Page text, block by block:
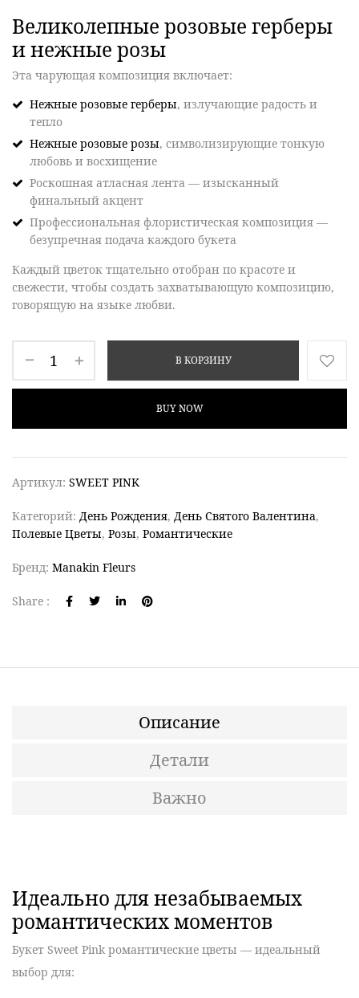
Великолепные розовые герберы
и нежные розы
Эта чарующая композиция включает:
Нежные розовые герберы, излучающие радость и
тепло
Нежные розовые розы, символизирующие тонкую
любовь и восхищение
Роскошная атласная лента — изысканный
финальный акцент
Профессиональная флористическая композиция —
безупречная подача каждого букета
Каждый цветок тщательно отобран по красоте и
свежести, чтобы создать захватывающую композицию,
говорящую на языке любви.
В КОРЗИНУ
BUY NOW
Артикул: SWEET PINK
Категорий: День Рождения, День Святого Валентина,
Полевые Цветы, Розы, Романтические
Бренд: Manakin Fleurs
Share :
Описание
Детали
Важно
Идеально для незабываемых
романтических моментов
Букет Sweet Pink романтические цветы — идеальный
выбор для: